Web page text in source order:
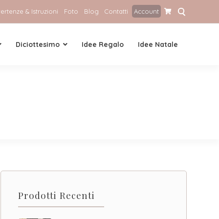
& Istruzioni Foto Blog Contatti Account
Diciottesimo Idee Regalo Idee Natale
Prodotti Recenti